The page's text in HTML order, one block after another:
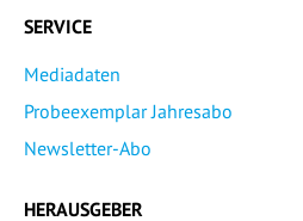
SERVICE
Mediadaten
Probeexemplar Jahresabo
Newsletter-Abo
HERAUSGEBER